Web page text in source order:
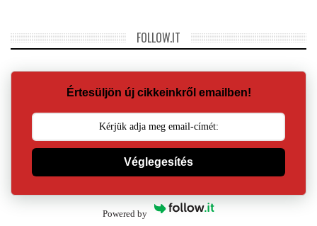
FOLLOW.IT
Értesüljön új cikkeinkről emailben!
Véglegesítés
Powered by